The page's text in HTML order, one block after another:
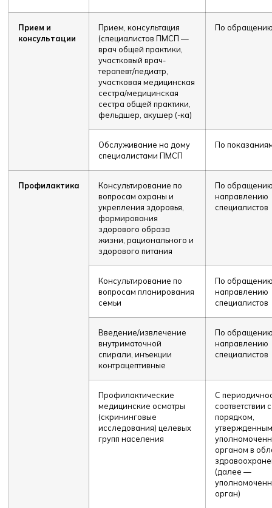
Прием и
консультации
Прием, консультация
(специалистов ПМСП —
врач общей практики,
участковый врач-
терапевт/педиатр,
участковая медицинская
сестра/медицинская
сестра общей практики,
фельдшер, акушер (-ка)
По
Обслуживание на дому
специалистами ПМСП
По
Профилактика
Консультирование по
вопросам охраны и
укрепления здоровья,
формирования
здорового образа
жизни, рационального и
здорового питания
По
направлению
специалистов
Консультирование по
вопросам планирования
семьи
По
направлению
специалистов
Введение/извлечение
внутриматочной
спирали, инъекции
контрацептивные
По
направлению
специалистов
Профилактические
медицинские осмотры
(скрининговые
исследования) целевых
групп населения
С
соответствии с
порядком,
утвержденным
органом в
(далее —
орган)